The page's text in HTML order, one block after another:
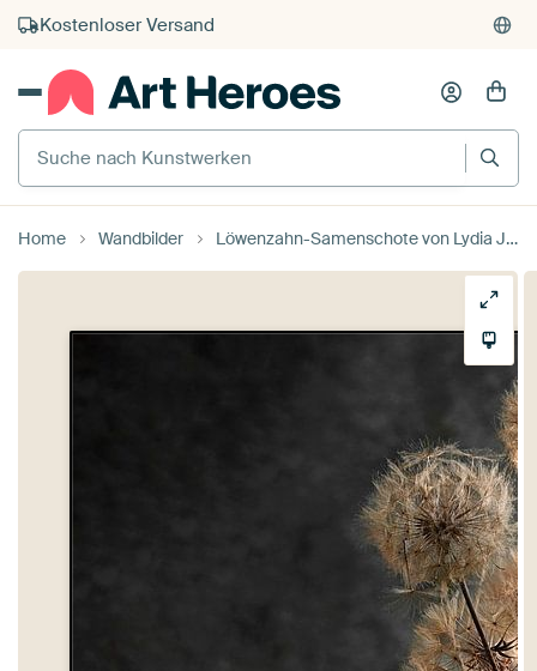
Kostenloser Versand
Kauf auf Rechnung
Individueller Druck auf Bestellung
Suche nach Kunstwerken
Home Wandbilder Löwenzahn-Samenschote von Lydia Jacobs